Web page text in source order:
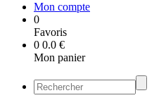
Mon compte
0
Favoris
0 0.0 €
Mon panier